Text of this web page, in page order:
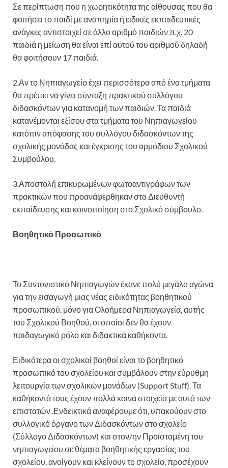
Σε περίπτωση που η χωρητικότητα της αίθουσας που θα
φοιτήσει το παιδί με αναπηρία ή ειδικές εκπαιδευτικές
ανάγκες αντιστοιχεί σε άλλο αριθμό παιδιών π.χ. 20
παιδιά η μείωση θα είναι επί αυτού του αριθμού δηλαδή
θα φοιτήσουν 17 παιδιά.
2.Αν το Νηπιαγωγείο έχει περισσότερα από ένα τμήματα
θα πρέπει να γίνει σύνταξη πρακτικού συλλόγου
διδασκόντων για κατανομή των παιδιών. Τα παιδιά
κατανέμονται εξίσου στα τμήματα του Νηπιαγωγείου
κατόπιν απόφασης του συλλόγου διδασκόντων της
σχολικής μονάδας και έγκρισης του αρμόδιου Σχολικού
Συμβούλου.
3.Αποστολή επικυρωμένων φωτοαντιγράφων των
πρακτικών που προανάφερθηκαν στο Διευθυντή
εκπαίδευσης και κοινοποίηση στο Σχολικό σύμβουλο.
Βοηθητικό Προσωπικό
Το Συντονιστικό Νηπιαγωγών έκανε πολύ μεγάλο αγώνα
για την εισαγωγή μιας νέας ειδικότητας βοηθητικού
προσωπικού, μόνο για Ολοήμερα Νηπιαγωγεία, αυτής
του Σχολικού Βοηθού, οι οποίοι δεν θα έχουν
παιδαγωγικό ρόλο και διδακτικά καθήκοντα.
Ειδικότερα οι σχολικοί βοηθοί είναι το βοηθητικό
προσωπικό του σχολείου και συμβάλουν στην εύρυθμη
λειτουργία των σχολικών μονάδων (Support Stuff). Τα
καθήκοντά τους έχουν πολλά κοινά στοιχεία με αυτά των
επιστατών .Ενδεικτικά αναφέρουμε ότι, υπακούουν στο
συλλογικό όργανο των Διδασκόντων στο σχολείο
(Σύλλογο Διδασκόντων) και στον/ην Προϊσταμένη του
νηπιαγωγείου σε θέματα βοηθητικής εργασίας του
σχολείου, ανοίγουν και κλείνουν το σχολείο, προσέχουν